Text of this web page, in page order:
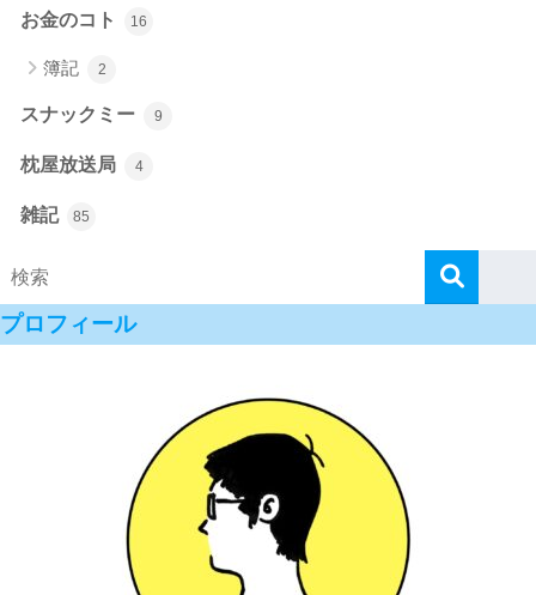
お金のコト 16
簿記 2
スナックミー 9
枕屋放送局 4
雑記 85
プロフィール